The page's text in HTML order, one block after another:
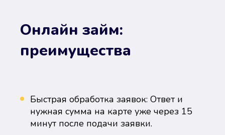
Онлайн займ:
преимущества
Быстрая обработка заявок: Ответ и
нужная сумма на карте уже через 15
минут после подачи заявки.